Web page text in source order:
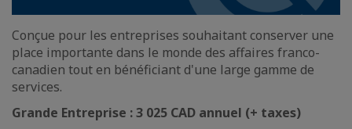
Conçue pour les entreprises souhaitant conserver une
place importante dans le monde des affaires franco-
canadien tout en bénéficiant d'une large gamme de
services.
Grande Entreprise : 3 025 CAD annuel (+ taxes)